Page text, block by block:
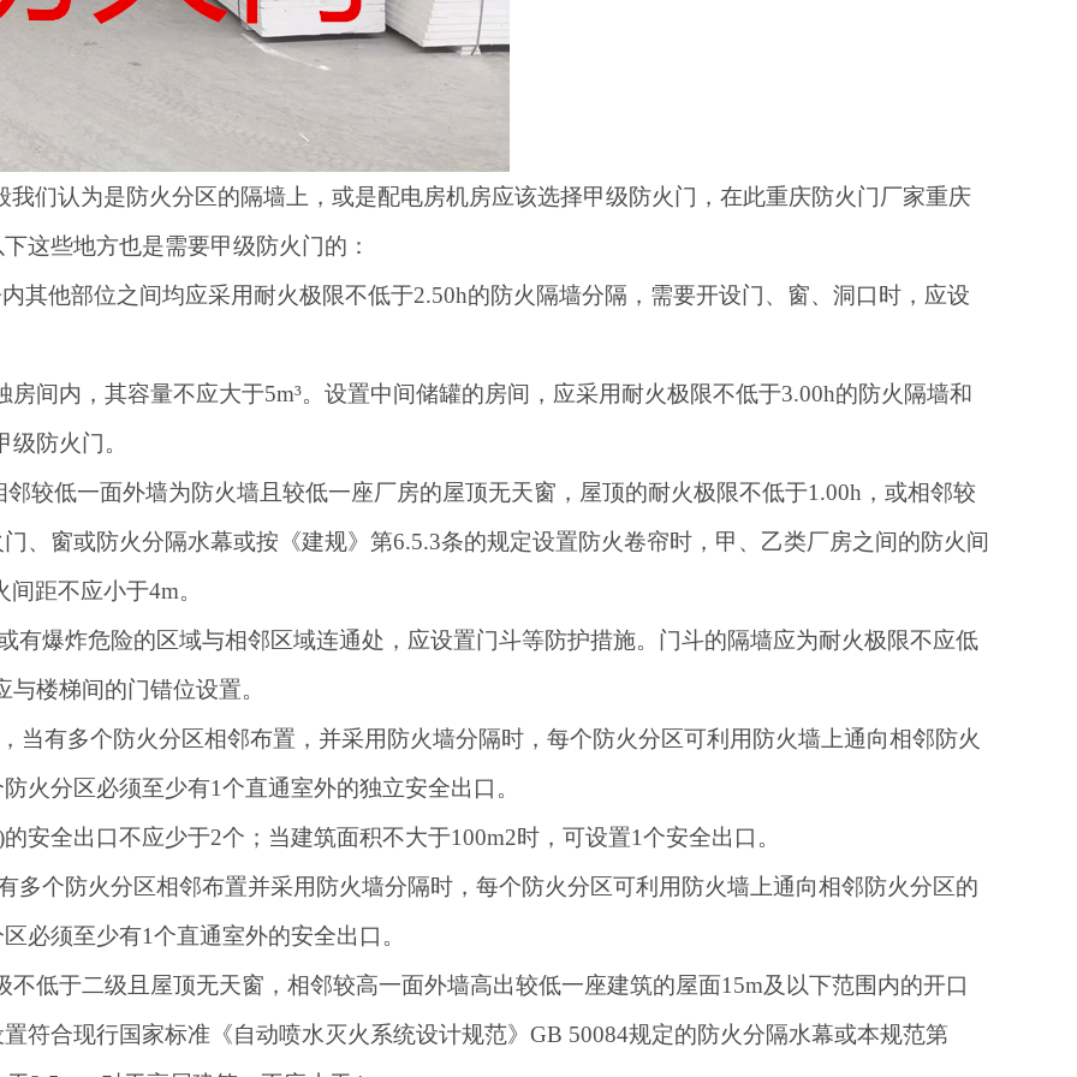
我们认为是防火分区的隔墙上，或是配电房机房应该选择甲级防火门，在此重庆防火门厂家重庆
这些地方也是需要甲级防火门的：
其他部位之间均应采用耐火极限不低于2.50h的防火隔墙分隔，需要开设门、窗、洞口时，应设
间内，其容量不应大于5m³。设置中间储罐的房间，应采用耐火极限不低于3.00h的防火隔墙和
防火门。
较低一面外墙为防火墙且较低一座厂房的屋顶无天窗，屋顶的耐火极限不低于1.00h，或相邻较
、窗或防火分隔水幕或按《建规》第6.5.3条的规定设置防火卷帘时，甲、乙类厂房之间的防火间
距不应小于4m。
有爆炸危险的区域与相邻区域连通处，应设置门斗等防护措施。门斗的隔墙应为耐火极限不应低
楼梯间的门错位设置。
当有多个防火分区相邻布置，并采用防火墙分隔时，每个防火分区可利用防火墙上通向相邻防火
火分区必须至少有1个直通室外的独立安全出口。
安全出口不应少于2个；当建筑面积不大于100m2时，可设置1个安全出口。
多个防火分区相邻布置并采用防火墙分隔时，每个防火分区可利用防火墙上通向相邻防火分区的
必须至少有1个直通室外的安全出口。
低于二级且屋顶无天窗，相邻较高一面外墙高出较低一座建筑的屋面15m及以下范围内的开口
符合现行国家标准《自动喷水灭火系统设计规范》GB 50084规定的防火分隔水幕或本规范第